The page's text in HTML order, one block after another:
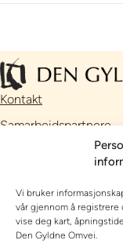
Vi bruker
vår gjennom å
vise deg kart,
Den Gyldne Omvei.
Kontakt
Samarbeidspartnere
// Nettside utviklet av
OPPLEVE, SE OG